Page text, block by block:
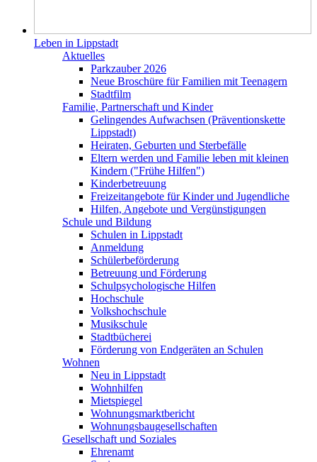
Leben in Lippstadt
Aktuelles
Parkzauber 2026
Neue Broschüre für Familien mit Teenagern
Stadtfilm
Familie, Partnerschaft und Kinder
Gelingendes Aufwachsen (Präventionskette
Lippstadt)
Heiraten, Geburten und Sterbefälle
Eltern werden und Familie leben mit kleinen
Kindern ("Frühe Hilfen")
Kinderbetreuung
Freizeitangebote für Kinder und Jugendliche
Hilfen, Angebote und Vergünstigungen
Schule und Bildung
Schulen in Lippstadt
Anmeldung
Schülerbeförderung
Betreuung und Förderung
Schulpsychologische Hilfen
Hochschule
Volkshochschule
Musikschule
Stadtbücherei
Förderung von Endgeräten an Schulen
Wohnen
Neu in Lippstadt
Wohnhilfen
Mietspiegel
Wohnungsmarktbericht
Wohnungsbaugesellschaften
Gesellschaft und Soziales
Ehrenamt